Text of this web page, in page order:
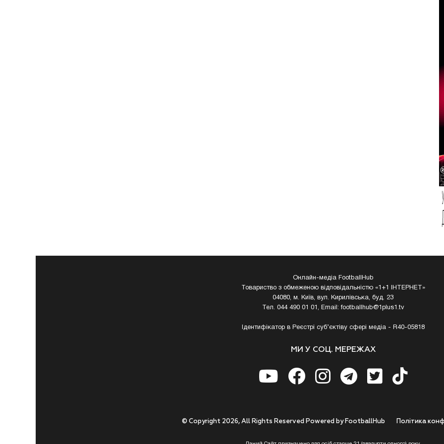
Онлайн-медіа FootballHub
Товариство з обмеженою відповідальністю «1+1 ІНТЕРНЕТ»
04080, м. Київ, вул. Кирилівська, буд. 23
Тел. 044 490 01 01, Email:footballhub@1plus1.tv
Ідентифікатор в Реєстрі суб’єктіву сфері медіа - R40-05818
МИ У СОЦ. МЕРЕЖАХ
Полiтика
© Copyright 2026, All Rights Reserved Powered by FootballHub